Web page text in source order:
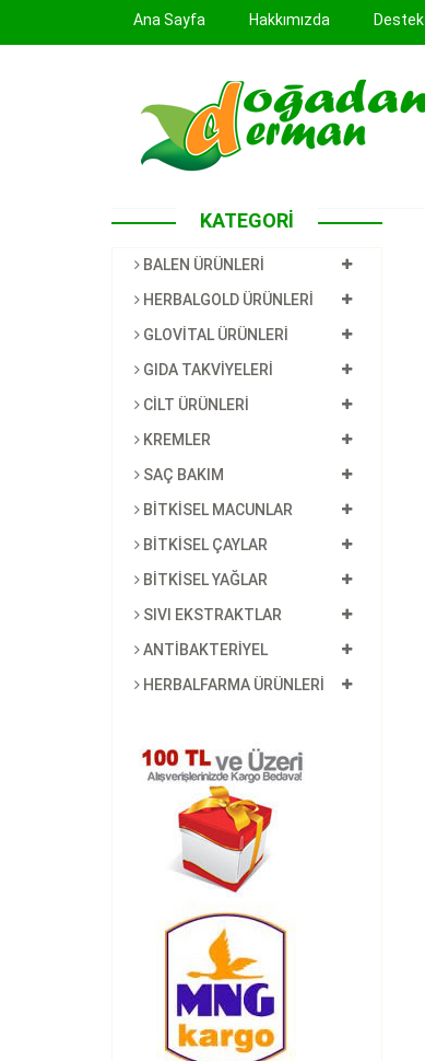
Ana Sayfa Hakkımızda (current)Destek
KATEGORİ
BALEN ÜRÜNLERİ
HERBALGOLD ÜRÜNLERİ
GLOVİTAL ÜRÜNLERİ
GIDA TAKVİYELERİ
CİLT ÜRÜNLERİ
KREMLER
SAÇ BAKIM
BİTKİSEL MACUNLAR
BİTKİSEL ÇAYLAR
BİTKİSEL YAĞLAR
SIVI EKSTRAKTLAR
ANTİBAKTERİYEL
HERBALFARMA ÜRÜNLERİ